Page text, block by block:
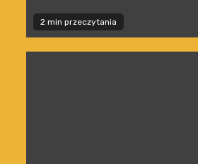
2 min przeczytania